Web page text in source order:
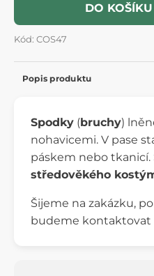
DO KOŠÍKU
Kód: COS47
Popis produktu
Spodky (bruchy)
nohavicemi. V pase
páskem nebo
středověkého
Šijeme na zakázku,
budeme kontaktovat